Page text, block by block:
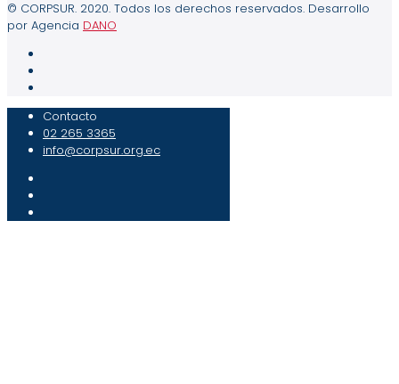
© CORPSUR. 2020. Todos los derechos reservados. Desarrollo
por Agencia DANO
Contacto
02 265 3365
info@corpsur.org.ec